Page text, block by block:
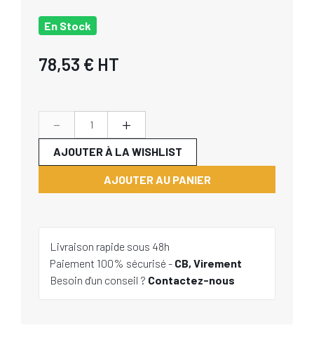
En Stock
78,53 € HT
- +
AJOUTER AU PANIER
AJOUTER À LA WISHLIST
Livraison rapide sous 48h
Paiement 100% sécurisé - CB, Virement
Besoin d'un conseil ? Contactez-nous